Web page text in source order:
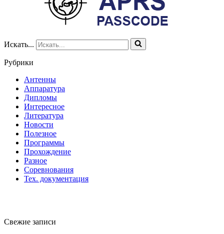
Искать...
Рубрики
Антенны
Аппаратура
Дипломы
Интересное
Литература
Новости
Полезное
Программы
Прохождение
Разное
Соревнования
Тех. документация
Свежие записи